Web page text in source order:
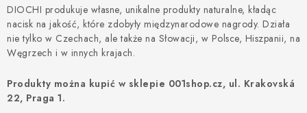
DÁRKY PRO ZDRAVÍ
MARKI
DIOCHI produkuje własne, unikalne produkty naturalne, kładąc
nacisk na jakość, które zdobyły międzynarodowe nagrody. Działa
nie tylko w Czechach, ale także na Słowacji, w Polsce, Hiszpanii, na
Węgrzech i w innych krajach.
Produkty można kupić w sklepie 001shop.cz, ul. Krakovská
22, Praga 1.